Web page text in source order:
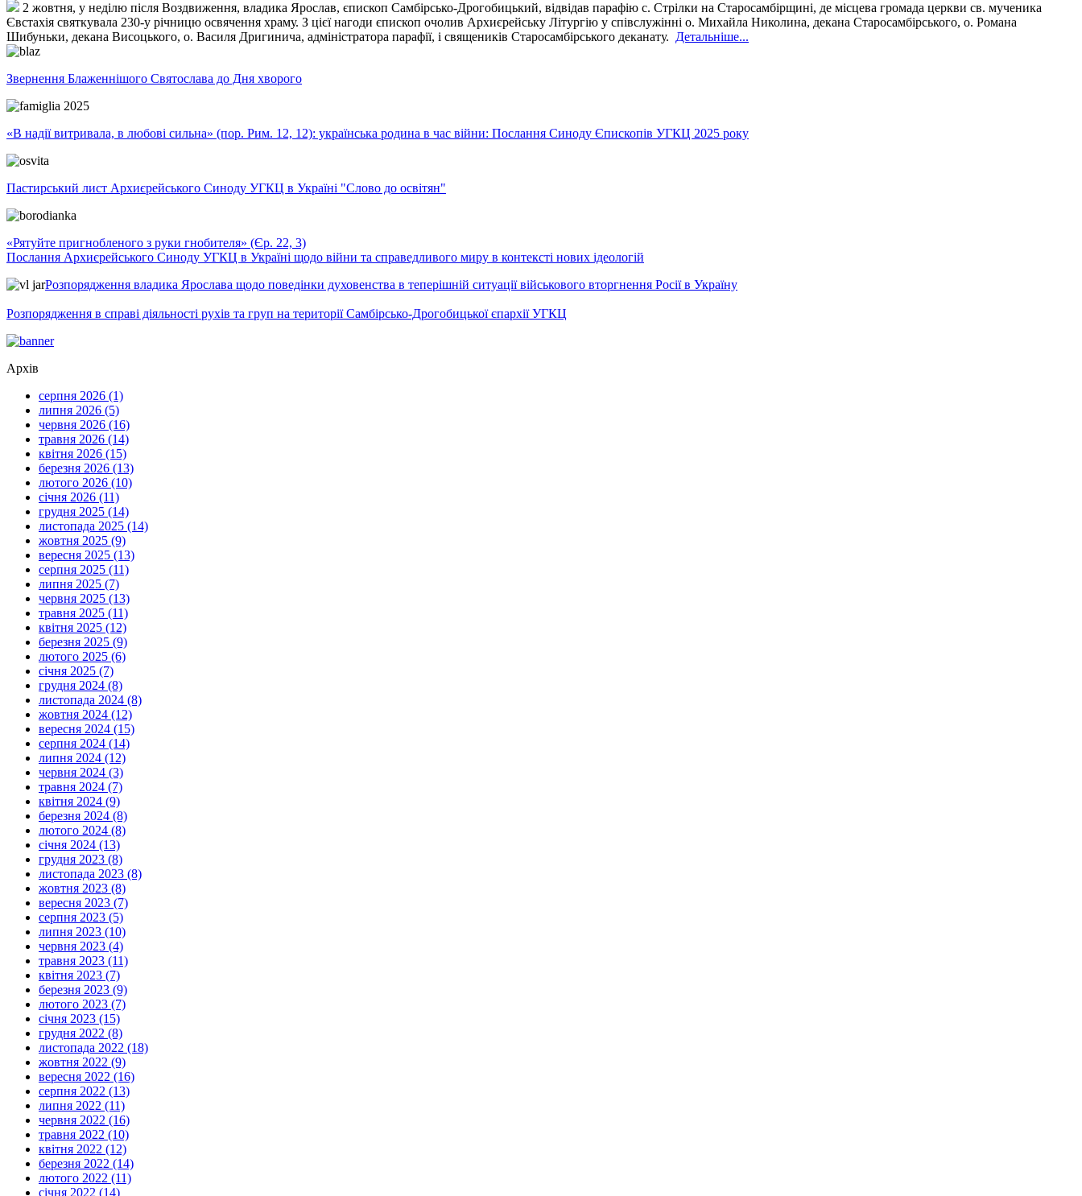
2 жовтня, у неділю після Воздвиження, владика Ярослав, єпископ Самбірсько-Дрогобицький, відвідав парафію с. Стрілки на Старосамбірщині, де місцева громада церкви св. мученика
Євстахія святкувала 230-у річницю освячення храму. З цієї нагоди єпископ очолив Архиєрейську Літургію у співслужінні о. Михайла Николина, декана Старосамбірського, о. Романа
Шибуньки, декана Висоцького, о. Василя Дригинича, адміністратора парафії, і священиків Старосамбірського деканату. Детальніше...
Звернення Блаженнішого Святослава до Дня хворого
«В надії витривала, в любові сильна» (пор. Рим. 12, 12): українська родина в час війни: Послання Синоду Єпископів УГКЦ 2025 року
Пастирський лист Архиєрейського Синоду УГКЦ в Україні "Слово до освітян"
«Рятуйте пригнобленого з руки гнобителя» (Єр. 22, 3)
Послання Архиєрейського Синоду УГКЦ в Україні щодо війни та справедливого миру в контексті нових ідеологій
Розпорядження владика Ярослава щодо поведінки духовенства в теперішній ситуації військового вторгнення Росії в Україну
Розпорядження в справі діяльності рухів та груп на території Самбірсько-Дрогобицької єпархії УГКЦ
Архів
серпня 2026 (1)
липня 2026 (5)
червня 2026 (16)
травня 2026 (14)
квітня 2026 (15)
березня 2026 (13)
лютого 2026 (10)
січня 2026 (11)
грудня 2025 (14)
листопада 2025 (14)
жовтня 2025 (9)
вересня 2025 (13)
серпня 2025 (11)
липня 2025 (7)
червня 2025 (13)
травня 2025 (11)
квітня 2025 (12)
березня 2025 (9)
лютого 2025 (6)
січня 2025 (7)
грудня 2024 (8)
листопада 2024 (8)
жовтня 2024 (12)
вересня 2024 (15)
серпня 2024 (14)
липня 2024 (12)
червня 2024 (3)
травня 2024 (7)
квітня 2024 (9)
березня 2024 (8)
лютого 2024 (8)
січня 2024 (13)
грудня 2023 (8)
листопада 2023 (8)
жовтня 2023 (8)
вересня 2023 (7)
серпня 2023 (5)
липня 2023 (10)
червня 2023 (4)
травня 2023 (11)
квітня 2023 (7)
березня 2023 (9)
лютого 2023 (7)
січня 2023 (15)
грудня 2022 (8)
листопада 2022 (18)
жовтня 2022 (9)
вересня 2022 (16)
серпня 2022 (13)
липня 2022 (11)
червня 2022 (16)
травня 2022 (10)
квітня 2022 (12)
березня 2022 (14)
лютого 2022 (11)
січня 2022 (14)